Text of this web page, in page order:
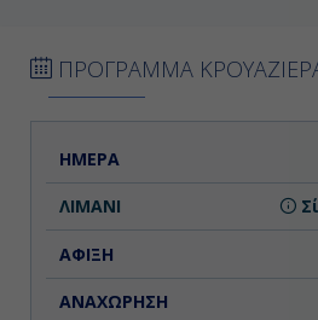
ΠΡΟΓΡΑΜΜΑ
ΗΜΕΡΑ